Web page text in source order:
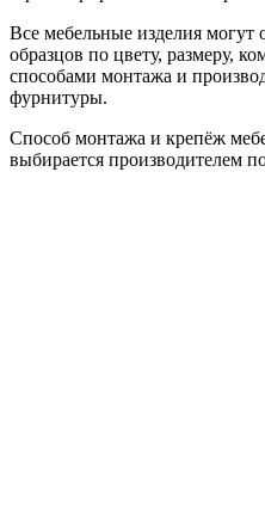
Все мебельные изделия могут
образцов по цвету, размеру,
способами монтажа и
фурнитуры.
Способ монтажа и крепёж
выбирается производителем